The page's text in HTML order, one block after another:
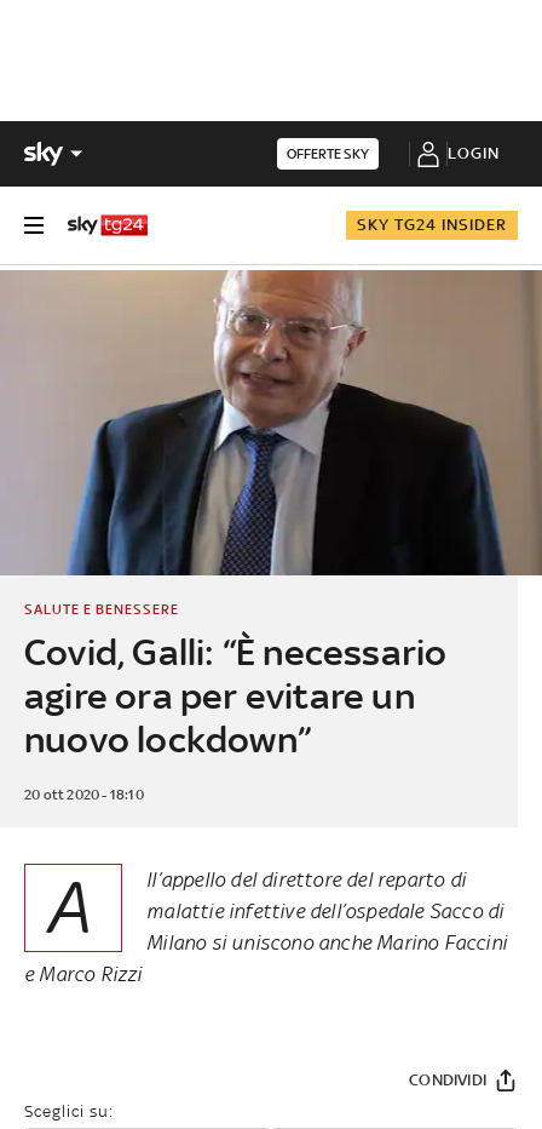
OFFERTE SKY LOGIN
SKY TG24 INSIDER
Covid, Galli: “È necessario
agire ora per evitare un
nuovo lockdown”
SALUTE E BENESSERE
20 ott 2020 - 18:10
A
ll’appello del direttore del reparto di
malattie infettive dell’ospedale Sacco di
Milano si uniscono anche Marino Faccini
e Marco Rizzi
Sceglici su:
CONDIVIDI